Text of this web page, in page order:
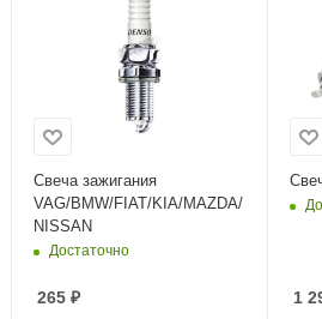
Свеча зажигания
VAG/BMW/FIAT/KIA/MAZDA/
NISSAN
Достаточно
265 ₽ 1